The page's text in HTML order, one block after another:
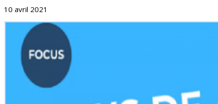
10 avril 2021